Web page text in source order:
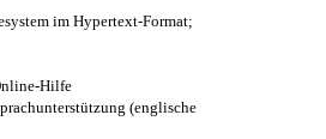
im Hypertext-Format;
Hilfe
(englische